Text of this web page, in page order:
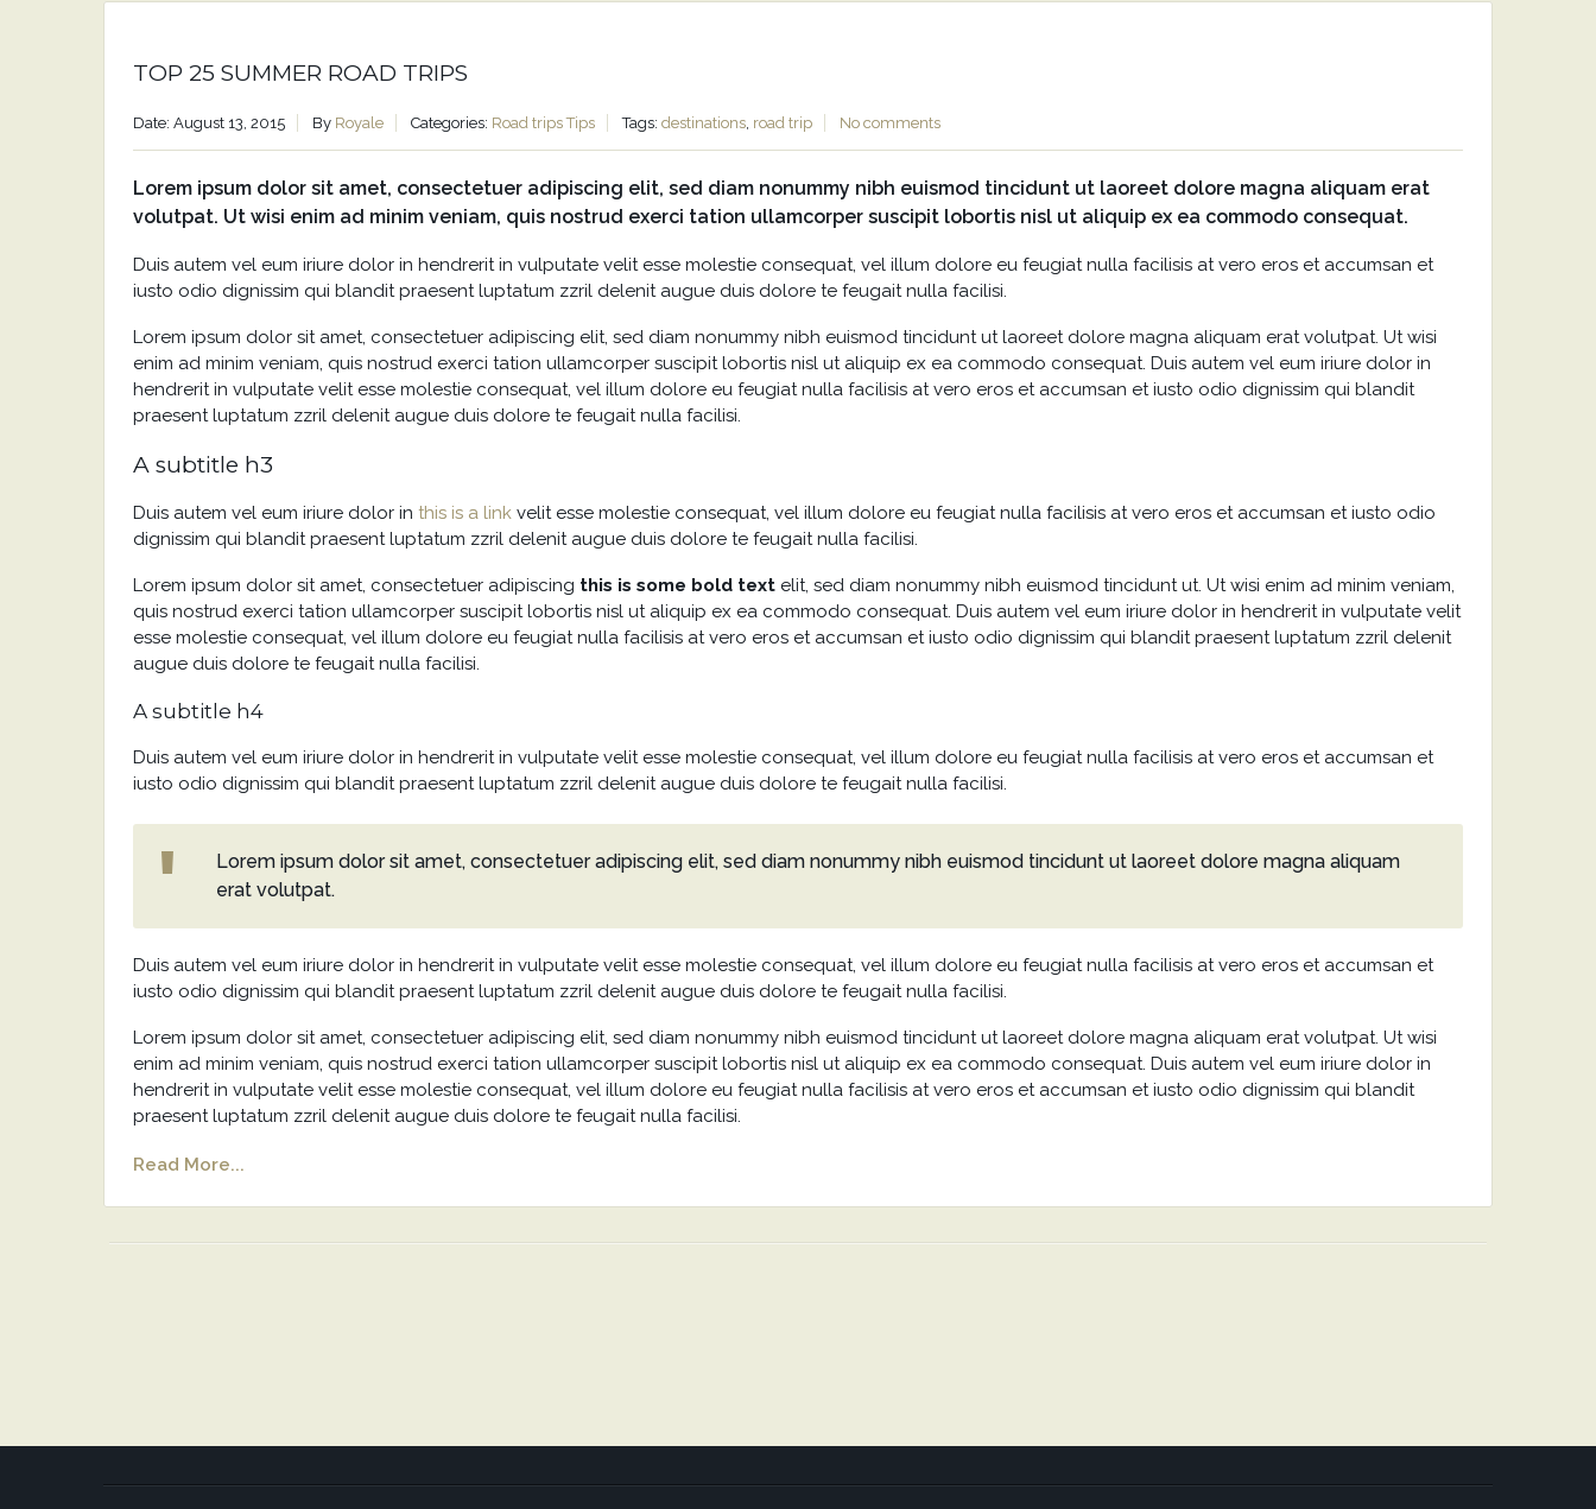
TOP 25 SUMMER ROAD TRIPS
Date: August 13, 2015 By Royale Categories: Road trips Tips Tags: destinations, road trip No comments
Lorem ipsum dolor sit amet, consectetuer adipiscing elit, sed diam nonummy nibh euismod tincidunt ut laoreet dolore magna aliquam erat
volutpat. Ut wisi enim ad minim veniam, quis nostrud exerci tation ullamcorper suscipit lobortis nisl ut aliquip ex ea commodo consequat.
Duis autem vel eum iriure dolor in hendrerit in vulputate velit esse molestie consequat, vel illum dolore eu feugiat nulla facilisis at vero eros et accumsan et
iusto odio dignissim qui blandit praesent luptatum zzril delenit augue duis dolore te feugait nulla facilisi.
Lorem ipsum dolor sit amet, consectetuer adipiscing elit, sed diam nonummy nibh euismod tincidunt ut laoreet dolore magna aliquam erat volutpat. Ut wisi
enim ad minim veniam, quis nostrud exerci tation ullamcorper suscipit lobortis nisl ut aliquip ex ea commodo consequat. Duis autem vel eum iriure dolor in
hendrerit in vulputate velit esse molestie consequat, vel illum dolore eu feugiat nulla facilisis at vero eros et accumsan et iusto odio dignissim qui blandit
praesent luptatum zzril delenit augue duis dolore te feugait nulla facilisi.
A subtitle h3
Duis autem vel eum iriure dolor in this is a link velit esse molestie consequat, vel illum dolore eu feugiat nulla facilisis at vero eros et accumsan et iusto odio
dignissim qui blandit praesent luptatum zzril delenit augue duis dolore te feugait nulla facilisi.
Lorem ipsum dolor sit amet, consectetuer adipiscing this is some bold text elit, sed diam nonummy nibh euismod tincidunt ut. Ut wisi enim ad minim veniam,
quis nostrud exerci tation ullamcorper suscipit lobortis nisl ut aliquip ex ea commodo consequat. Duis autem vel eum iriure dolor in hendrerit in vulputate velit
esse molestie consequat, vel illum dolore eu feugiat nulla facilisis at vero eros et accumsan et iusto odio dignissim qui blandit praesent luptatum zzril delenit
augue duis dolore te feugait nulla facilisi.
A subtitle h4
Duis autem vel eum iriure dolor in hendrerit in vulputate velit esse molestie consequat, vel illum dolore eu feugiat nulla facilisis at vero eros et accumsan et
iusto odio dignissim qui blandit praesent luptatum zzril delenit augue duis dolore te feugait nulla facilisi.
Lorem ipsum dolor sit amet, consectetuer adipiscing elit, sed diam nonummy nibh euismod tincidunt ut laoreet dolore magna aliquam
erat volutpat.
Duis autem vel eum iriure dolor in hendrerit in vulputate velit esse molestie consequat, vel illum dolore eu feugiat nulla facilisis at vero eros et accumsan et
iusto odio dignissim qui blandit praesent luptatum zzril delenit augue duis dolore te feugait nulla facilisi.
Lorem ipsum dolor sit amet, consectetuer adipiscing elit, sed diam nonummy nibh euismod tincidunt ut laoreet dolore magna aliquam erat volutpat. Ut wisi
enim ad minim veniam, quis nostrud exerci tation ullamcorper suscipit lobortis nisl ut aliquip ex ea commodo consequat. Duis autem vel eum iriure dolor in
hendrerit in vulputate velit esse molestie consequat, vel illum dolore eu feugiat nulla facilisis at vero eros et accumsan et iusto odio dignissim qui blandit
praesent luptatum zzril delenit augue duis dolore te feugait nulla facilisi.
Read More...